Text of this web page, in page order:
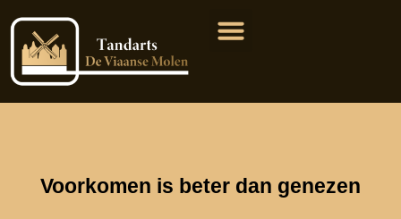
Voorkomen is beter dan genezen